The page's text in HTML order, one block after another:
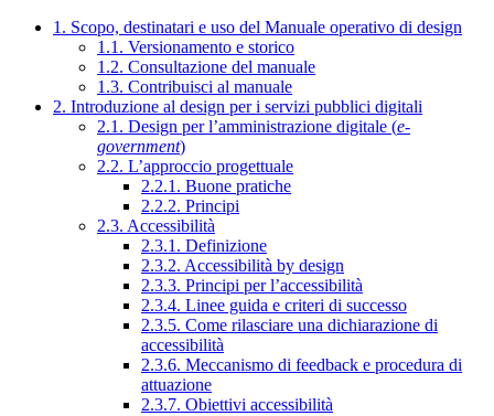
1. Scopo, destinatari e uso del Manuale operativo di design
1.1. Versionamento e storico
1.2. Consultazione del manuale
1.3. Contribuisci al manuale
2. Introduzione al design per i servizi pubblici digitali
2.1. Design per l’amministrazione digitale (e-
government)
2.2. L’approccio progettuale
2.2.1. Buone pratiche
2.2.2. Principi
2.3. Accessibilità
2.3.1. Definizione
2.3.2. Accessibilità by design
2.3.3. Principi per l’accessibilità
2.3.4. Linee guida e criteri di successo
2.3.5. Come rilasciare una dichiarazione di
accessibilità
2.3.6. Meccanismo di feedback e procedura di
attuazione
2.3.7. Obiettivi accessibilità